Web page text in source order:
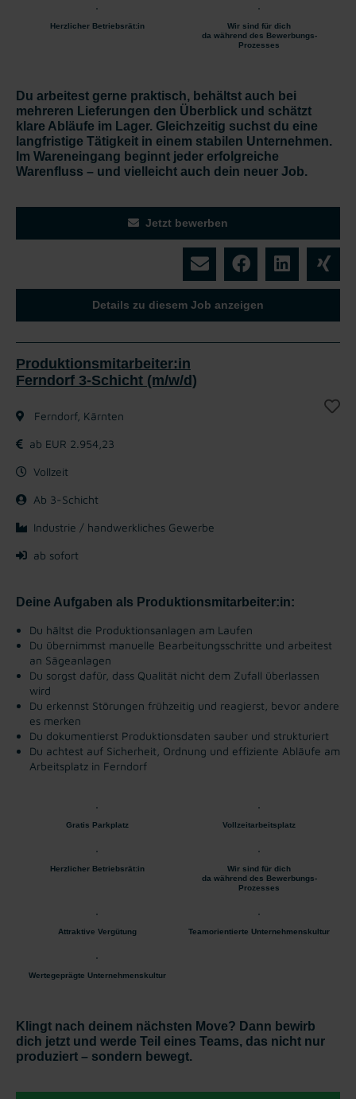
Herzlicher Betriebsrät:in
Wir sind für dich
da während des Bewerbungs-
Prozesses
Du arbeitest gerne praktisch, behältst auch bei
mehreren Lieferungen den Überblick und schätzt
klare Abläufe im Lager. Gleichzeitig suchst du eine
langfristige Tätigkeit in einem stabilen Unternehmen.
Im Wareneingang beginnt jeder erfolgreiche
Warenfluss – und vielleicht auch dein neuer Job.
Jetzt bewerben
Details zu diesem Job anzeigen
Produktionsmitarbeiter:in
Ferndorf 3-Schicht (m/w/d)
Ferndorf, Kärnten
ab EUR 2.954,23
Vollzeit
Ab 3-Schicht
Industrie / handwerkliches Gewerbe
ab sofort
Deine Aufgaben als Produktionsmitarbeiter:in:
Du hältst die Produktionsanlagen am Laufen
Du übernimmst manuelle Bearbeitungsschritte und arbeitest
an Sägeanlagen
Du sorgst dafür, dass Qualität nicht dem Zufall überlassen
wird
Du erkennst Störungen frühzeitig und reagierst, bevor andere
es merken
Du dokumentierst Produktionsdaten sauber und strukturiert
Du achtest auf Sicherheit, Ordnung und effiziente Abläufe am
Arbeitsplatz in Ferndorf
Gratis Parkplatz Vollzeitarbeitsplatz
Herzlicher Betriebsrät:in
Wir sind für dich
da während des Bewerbungs-
Prozesses
Attraktive Vergütung Teamorientierte Unternehmenskultur
Wertegeprägte Unternehmenskultur
Klingt nach deinem nächsten Move? Dann bewirb
dich jetzt und werde Teil eines Teams, das nicht nur
produziert – sondern bewegt.